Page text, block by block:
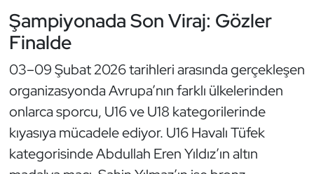
Şampiyonada Son Viraj: Gözler
Finalde
03–09 Şubat 2026 tarihleri arasında gerçekleşen
organizasyonda Avrupa’nın farklı ülkelerinden
onlarca sporcu, U16 ve U18 kategorilerinde
kıyasıya mücadele ediyor. U16 Havalı Tüfek
kategorisinde Abdullah Eren Yıldız’ın altın
Optimist
Oryantiring
Özel Sporcular
Paralimpik